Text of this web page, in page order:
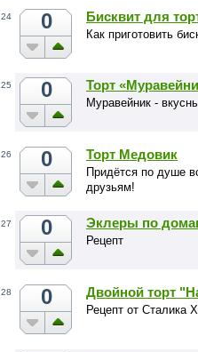
24 0 Бисквит для
Как приготовить
25 0 Торт
Муравейник -
26 0 Торт Медовик
Придётся по душе
друзьям!
27 0 Эклеры по
Рецепт
28 0 Двойной торт
Рецепт от Сталика